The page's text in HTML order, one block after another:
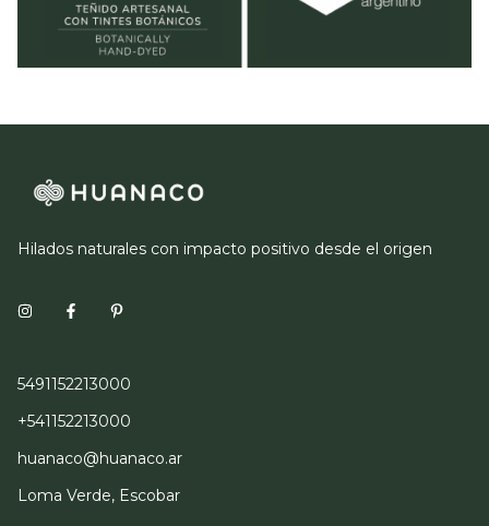
Hilados naturales con impacto positivo desde el origen
5491152213000
+541152213000
huanaco@huanaco.ar
Loma Verde, Escobar